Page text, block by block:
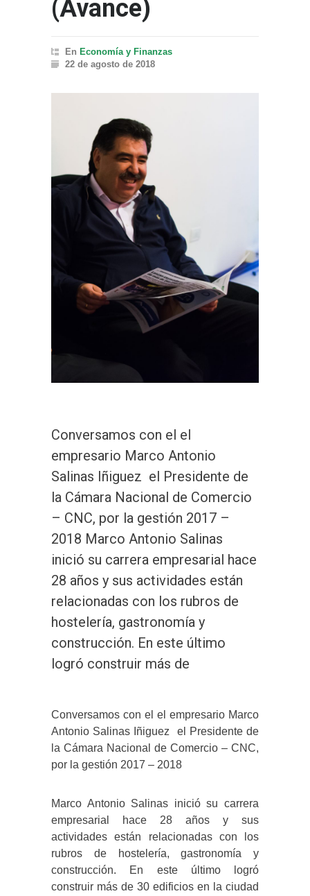
(Avance)
En Economía y Finanzas
22 de agosto de 2018
Conversamos con el el
empresario Marco Antonio
Salinas Iñiguez el Presidente de
la Cámara Nacional de Comercio
– CNC, por la gestión 2017 –
2018 Marco Antonio Salinas
inició su carrera empresarial hace
28 años y sus actividades están
relacionadas con los rubros de
hostelería, gastronomía y
construcción. En este último
logró construir más de
Conversamos con el el empresario Marco
Antonio Salinas Iñiguez el Presidente de
la Cámara Nacional de Comercio – CNC,
por la gestión 2017 – 2018
Marco Antonio Salinas inició su carrera
empresarial hace 28 años y sus
actividades están relacionadas con los
rubros de hostelería, gastronomía y
construcción. En este último logró
construir más de 30 edificios en la ciudad